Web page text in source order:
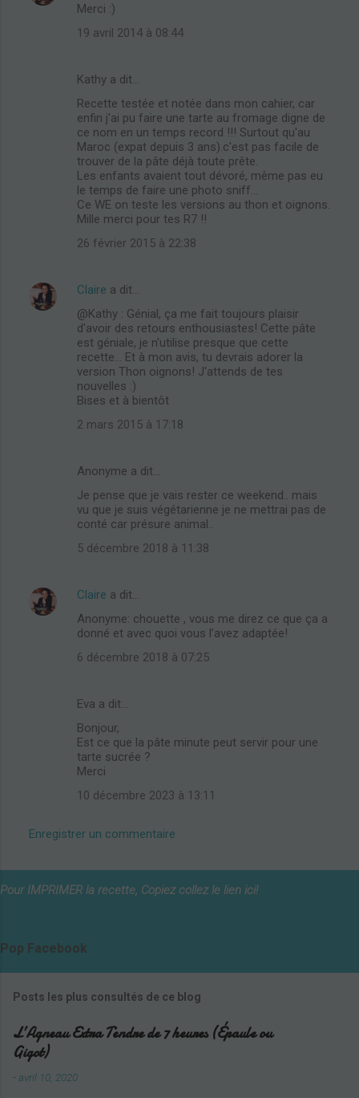
Merci :)
19 avril 2014 à 08:44
Kathy a dit…
Recette testée et notée dans mon cahier, car
enfin j'ai pu faire une tarte au fromage digne de
ce nom en un temps record !!! Surtout qu'au
Maroc (expat depuis 3 ans).c'est pas facile de
trouver de la pâte déjà toute prête.
Les enfants avaient tout dévoré, même pas eu
le temps de faire une photo sniff...
Ce WE on teste les versions au thon et oignons.
Mille merci pour tes R7 !!
26 février 2015 à 22:38
Claire a dit…
@Kathy : Génial, ça me fait toujours plaisir
d'avoir des retours enthousiastes! Cette pâte
est géniale, je n'utilise presque que cette
recette... Et à mon avis, tu devrais adorer la
version Thon oignons! J'attends de tes
nouvelles :)
Bises et à bientôt
2 mars 2015 à 17:18
Anonyme a dit…
Je pense que je vais rester ce weekend.. mais
vu que je suis végétarienne je ne mettrai pas de
conté car présure animal..
5 décembre 2018 à 11:38
Claire a dit…
Anonyme: chouette , vous me direz ce que ça a
donné et avec quoi vous l’avez adaptée!
6 décembre 2018 à 07:25
Eva a dit…
Bonjour,
Est ce que la pâte minute peut servir pour une
tarte sucrée ?
Merci
10 décembre 2023 à 13:11
Enregistrer un commentaire
Pour IMPRIMER la recette, Copiez collez le lien ici!
Pop Facebook
Posts les plus consultés de ce blog
L’Agneau Extra Tendre de 7 heures (Épaule ou
Gigot)
- avril 10, 2020